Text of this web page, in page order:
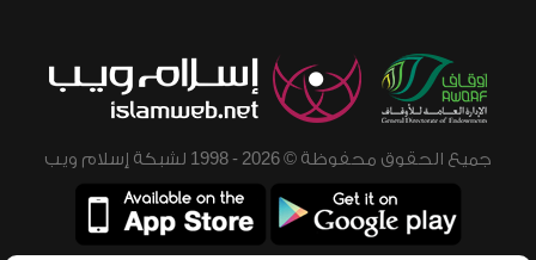
جميع الحقوق محفوظة © 2026 - 1998 لشبكة إسلام ويب